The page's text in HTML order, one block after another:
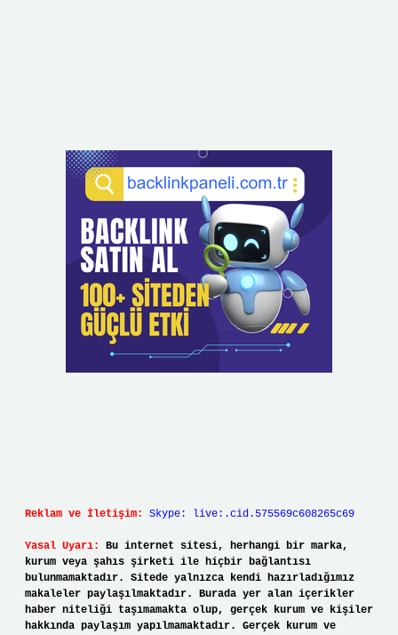
Reklam ve İletişim: Skype: live:.cid.575569c608265c69
Yasal Uyarı:
Bu internet sitesi, herhangi bir marka,
kurum veya şahıs şirketi ile hiçbir bağlantısı
bulunmamaktadır. Sitede yalnızca kendi hazırladığımız
makaleler paylaşılmaktadır. Burada yer alan içerikler
haber niteliği taşımamakta olup, gerçek kurum ve kişiler
hakkında paylaşım yapılmamaktadır. Gerçek kurum ve